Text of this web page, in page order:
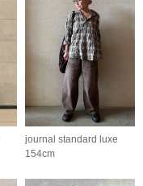
journal standard luxe
154cm